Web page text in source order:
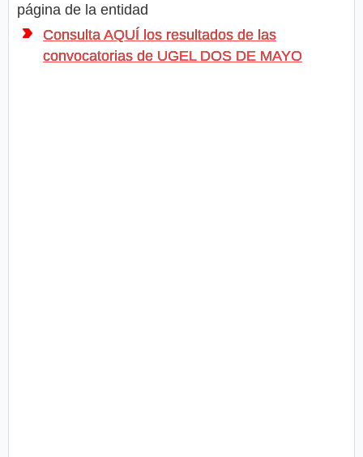
página de la entidad
Consulta AQUÍ los resultados de las
convocatorias de UGEL DOS DE MAYO